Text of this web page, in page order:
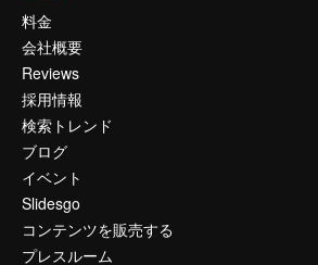
料金
会社概要
Reviews
採用情報
検索トレンド
ブログ
イベント
Slidesgo
コンテンツを販売する
プレスルーム